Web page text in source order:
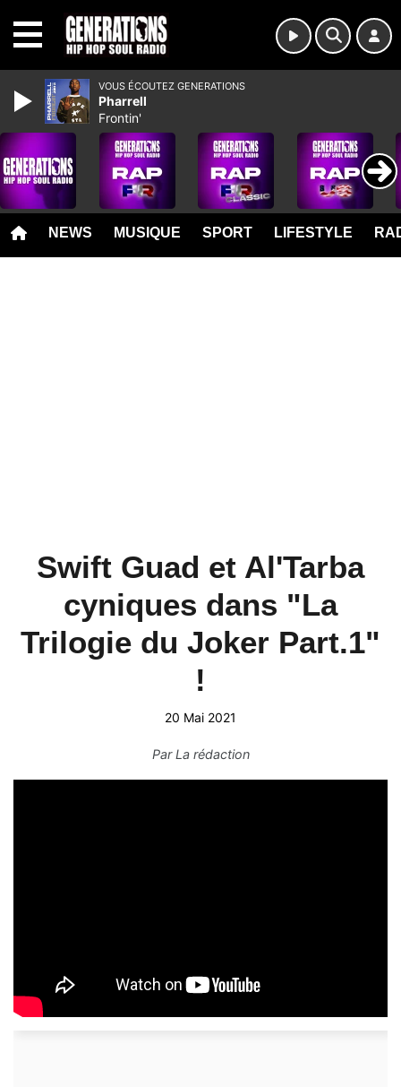
NEWS MUSIQUE SPORT LIFESTYLE
Swift Guad et Al'Tarba
cyniques dans "La
Trilogie du Joker Part.1"
!
20 Mai 2021
ParLa rédaction
VOUS ÉCOUTEZ GENERATIONS
Pharrell
Frontin'